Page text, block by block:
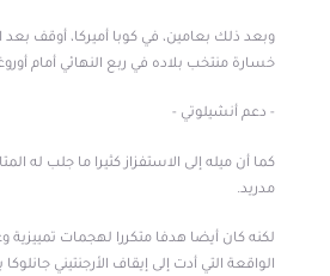
وبعد ذلك بعامين، في كوبا أميركا، أوقف بعد
خسارة منتخب بلاده في ربع النهائي أمام
- دعم أنشيلوتي -
كما أن ميله إلى الاستفزاز كثيرا ما جلب له
مدريد.
لكنه كان أيضا هدفا متكررا لهجمات تمييزية
الواقعة التي أدت إلى إيقاف الأرجنتيني